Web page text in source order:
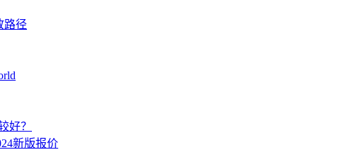
路径
好？
新版报价